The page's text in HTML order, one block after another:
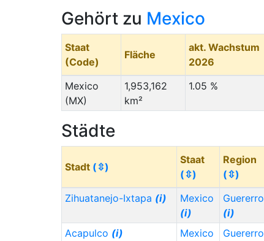
Gehört zu Mexico
Staat
(Code)
Fläche
akt. Wachstum
2026
Mexico
(MX)
1,953,162
km²
1.05 %
Städte
Stadt (⇳)
Staat
(⇳)
Region
(⇳)
Zihuatanejo-Ixtapa (i)
Mexico
(i)
Guererro
(i)
Acapulco (i)
Mexico
Guererro